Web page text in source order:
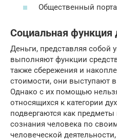
Общественный
Социальная функция
Деньги, представляя собой
выполняют функции
также сбережения и
стоимости, они выступают
Однако с их помощью
относящихся к категории
подвергаются как
сознания человека по
человеческой